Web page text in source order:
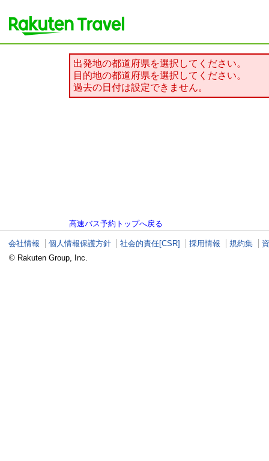
出発地の都道府県を選択してください。
目的地の都道府県を選択してください。
過去の日付は設定できません。
高速バス予約トップへ戻る
会社情報 個人情報保護方針 社会的責任[CSR] 採用情報 規約集
© Rakuten Group, Inc.